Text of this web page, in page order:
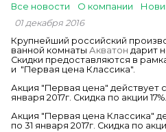
Все новости О компании
01 декабря 2016
Крупнейший российский
ванной комнаты Акватон дарит
Скидки предоставляются в
и "Первая цена Классика".
Акция "Первая цена" действует c
января 2017г. Скидка по акции 17%.
Акция "Первая цена Классика"
по 31 января 2017г. Скидка по